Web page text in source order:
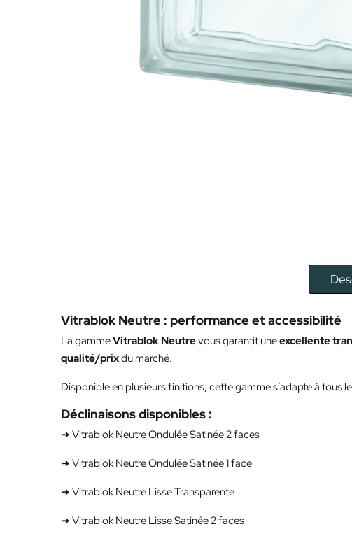
Vitrablok Neutre : performance et accessibilité
La gammeVitrablok Neutrevous garantit uneexcellente
qualité/prixdu marché.
Disponible en plusieurs finitions, cette gamme s’adapte à tous
Déclinaisons disponibles :
➜ Vitrablok Neutre Ondulée Satinée 2 faces
➜ Vitrablok Neutre Ondulée Satinée 1 face
➜ Vitrablok Neutre Lisse Transparente
➜ Vitrablok Neutre Lisse Satinée 2 faces